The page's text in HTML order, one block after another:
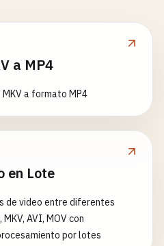
a MP4
a formato MP4
en Lote
de video entre diferentes
AVI, MOV con
por lotes